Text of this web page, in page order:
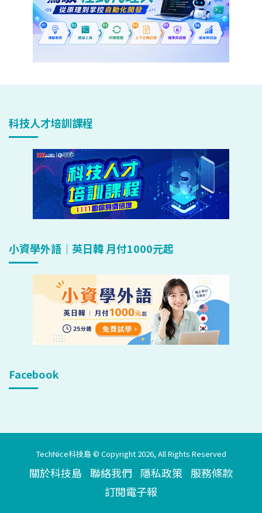
科技人才培訓課程
小資學外語｜英日韓 月付1000元起
Facebook
TechNice科技島 © Copyright 2026, All Rights Reserved
關於科技島 聯絡我們 隱私政策 服務條款
訂閱電子報